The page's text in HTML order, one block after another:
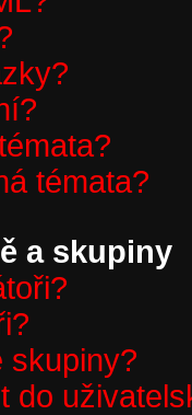
témata?
a skupiny
skupiny?
do